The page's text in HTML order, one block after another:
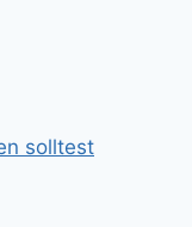
solltest